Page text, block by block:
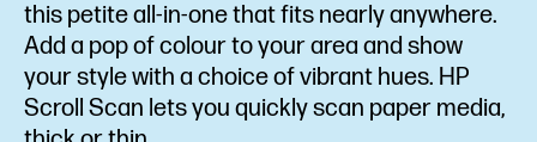
this petite all-in-one that fits nearly anywhere.
Add a pop of colour to your area and show
your style with a choice of vibrant hues. HP
Scroll Scan lets you quickly scan paper media,